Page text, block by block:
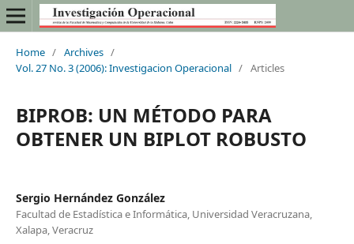
Home / Archives /
Vol. 27 No. 3 (2006): Investigacion Operacional / Articles
BIPROB: UN MÉTODO PARA
OBTENER UN BIPLOT ROBUSTO
Sergio Hernández González
Facultad de Estadística e Informática, Universidad Veracruzana,
Xalapa, Veracruz